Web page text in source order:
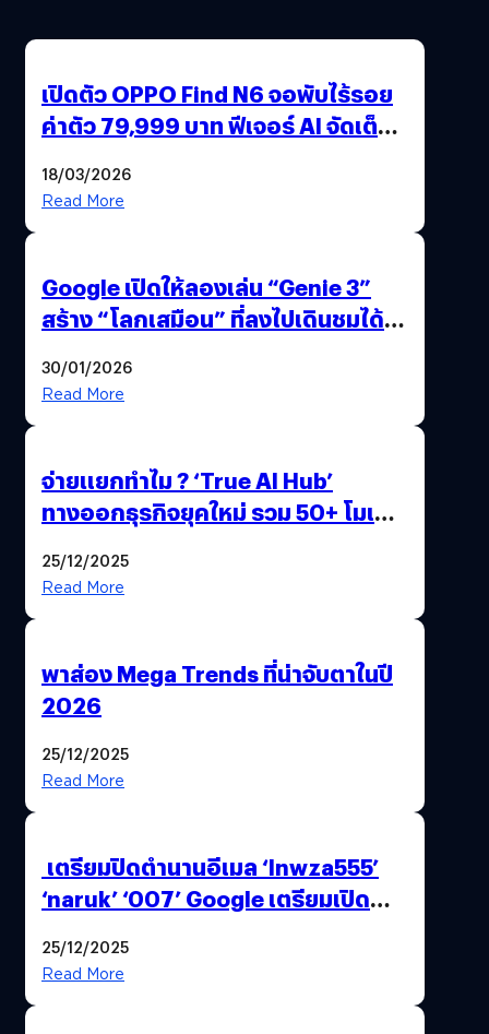
เปิดตัว OPPO Find N6 จอพับไร้รอย
ค่าตัว 79,999 บาท ฟีเจอร์ AI จัดเต็ม
18/03/2026
Read More
Google เปิดให้ลองเล่น “Genie 3”
สร้าง “โลกเสมือน” ที่ลงไปเดินชมได้
30/01/2026
Read More
จ่ายแยกทำไม ? ‘True AI Hub’
ทางออกธุรกิจยุคใหม่ รวม 50+ โมเดล
25/12/2025
Read More
พาส่อง Mega Trends ที่น่าจับตาในปี
2026
25/12/2025
Read More
เตรียมปิดตำนานอีเมล ‘lnwza555’
‘naruk’ ‘007’ Google เตรียมเปิด
25/12/2025
Read More